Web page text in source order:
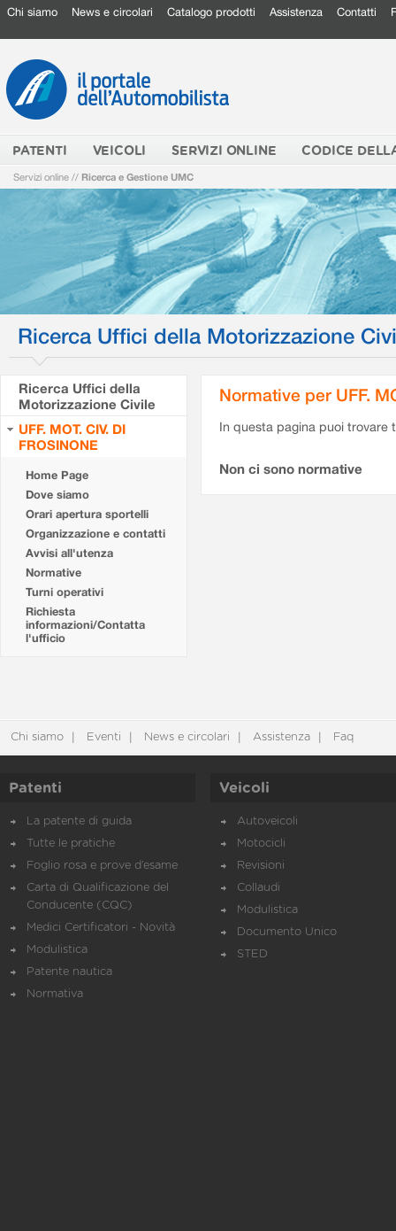
Chi siamo News e circolari Catalogo prodotti Assistenza Contatti
PATENTI VEICOLI SERVIZI ONLINE CODICE
Servizi online // Ricerca e Gestione UMC
Ricerca Uffici della Motorizzazione
Ricerca Uffici della
Motorizzazione Civile
UFF. MOT. CIV. DI
FROSINONE
Home Page
Dove siamo
Orari apertura sportelli
Organizzazione e contatti
Avvisi all'utenza
Normative
Turni operativi
Richiesta
informazioni/Contatta
l'ufficio
Normative per UFF.
In questa pagina puoi
Non ci sono normative
Chi siamo Eventi News e circolari Assistenza Faq
Patenti
La patente di guida
Tutte le pratiche
Foglio rosa e prove d’esame
Carta di Qualificazione del
Conducente (CQC)
Medici Certificatori - Novità
Modulistica
Patente nautica
Normativa
Veicoli
Autoveicoli
Motocicli
Revisioni
Collaudi
Modulistica
Documento Unico
STED